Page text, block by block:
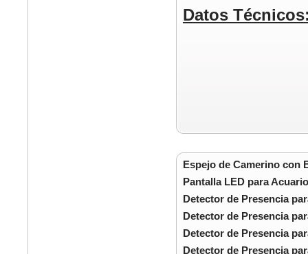
Datos
Espejo de Camerino con
Pantalla LED para
Detector de Presencia
Detector de Presencia
Detector de Presencia
Detector de Presencia